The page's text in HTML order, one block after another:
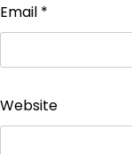
Email *
Website